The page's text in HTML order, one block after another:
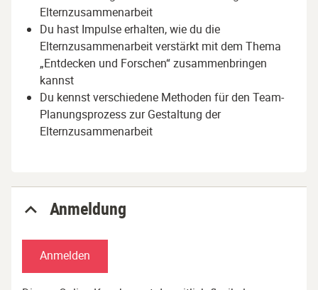
Elternzusammenarbeit
Du hast Impulse erhalten, wie du die
Elternzusammenarbeit verstärkt mit dem Thema
„Entdecken und Forschen“ zusammenbringen
kannst
Du kennst verschiedene Methoden für den Team-
Planungsprozess zur Gestaltung der
Elternzusammenarbeit
Anmeldung
Anmelden